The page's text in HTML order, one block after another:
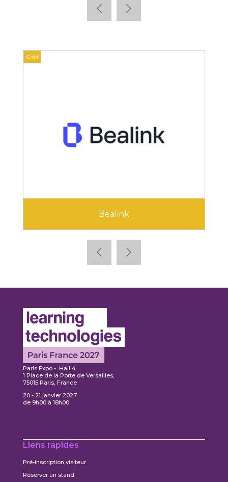
Gold
Bealink
Paris Expo - Hall 4
1 Place de la Porte de Versailles,
75015 Paris, France
20 - 21 janvier 2027
de 9h00 à 18h00
Liens rapides
Pré-inscription visiteur
Réserver un stand